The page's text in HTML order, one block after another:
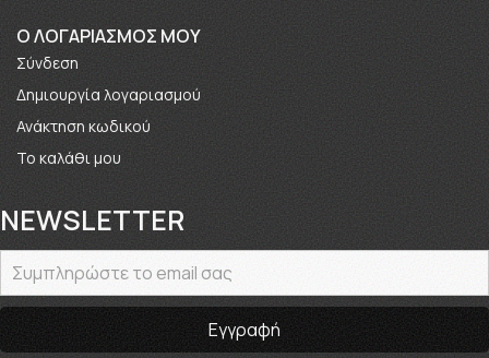
O ΛΟΓΑΡΙΑΣΜΟΣ ΜΟΥ
Σύνδεση
Δημιουργία λογαριασμού
Ανάκτηση κωδικού
Το καλάθι μου
NEWSLETTER